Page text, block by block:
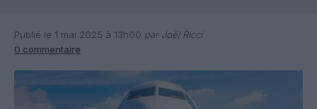
Publié le 1 mai 2025 à 13h00 par Joël Ricci
0 commentaire